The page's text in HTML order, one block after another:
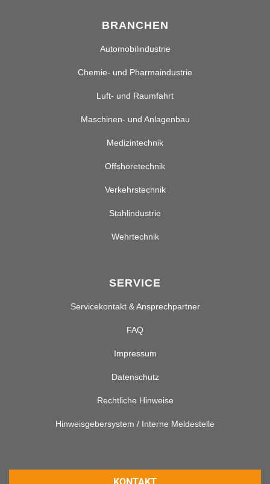
BRANCHEN
Automobilindustrie
Chemie- und Pharmaindustrie
Luft- und Raumfahrt
Maschinen- und Anlagenbau
Medizintechnik
Offshoretechnik
Verkehrstechnik
Stahlindustrie
Wehrtechnik
SERVICE
Servicekontakt & Ansprechpartner
FAQ
Impressum
Datenschutz
Rechtliche Hinweise
Hinweisgebersystem / Interne Meldestelle